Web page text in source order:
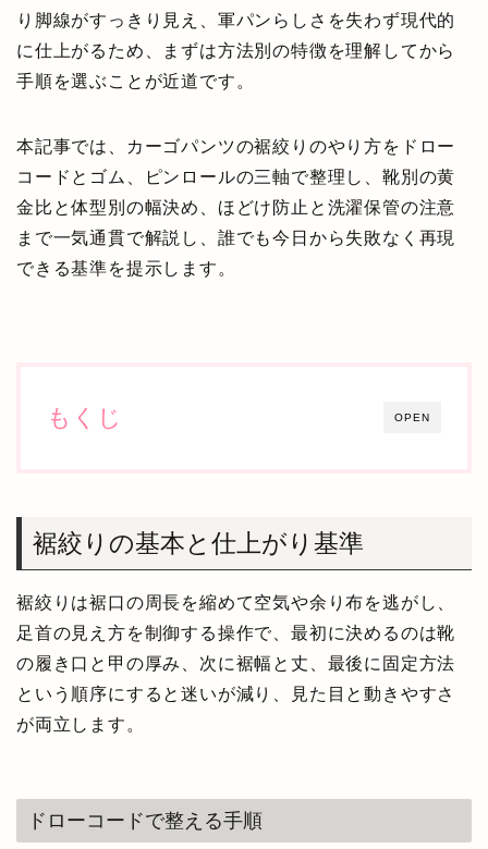
り脚線がすっきり見え、軍パンらしさを失わず現代的
に仕上がるため、まずは方法別の特徴を理解してから
手順を選ぶことが近道です。
本記事では、カーゴパンツの裾絞りのやり方をドロー
コードとゴム、ピンロールの三軸で整理し、靴別の黄
金比と体型別の幅決め、ほどけ防止と洗濯保管の注意
まで一気通貫で解説し、誰でも今日から失敗なく再現
できる基準を提示します。
OPEN
もくじ
裾絞りの基本と仕上がり基準
裾絞りは裾口の周長を縮めて空気や余り布を逃がし、
足首の見え方を制御する操作で、最初に決めるのは靴
の履き口と甲の厚み、次に裾幅と丈、最後に固定方法
という順序にすると迷いが減り、見た目と動きやすさ
が両立します。
ドローコードで整える手順